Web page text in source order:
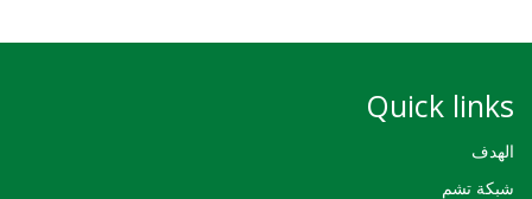
Quick links
الهدف
شبكة تشم